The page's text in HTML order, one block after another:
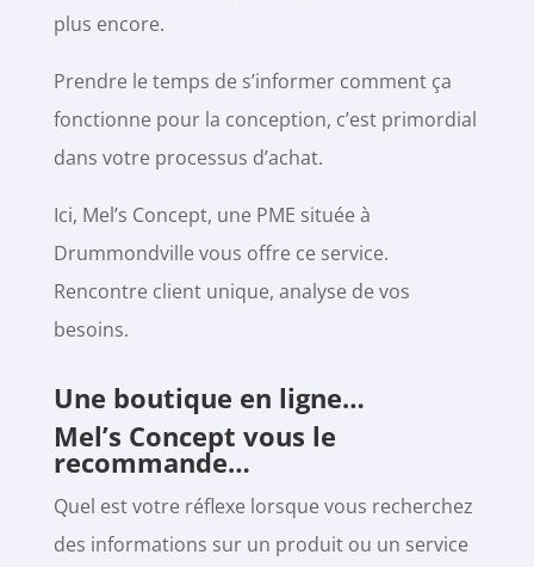
plus encore.
Prendre le temps de s’informer comment ça
fonctionne pour la conception, c’est primordial
dans votre processus d’achat.
Ici, Mel’s Concept, une PME située à
Drummondville vous offre ce service.
Rencontre client unique, analyse de vos
besoins.
Une boutique en ligne…
Mel’s Concept vous le
recommande…
Quel est votre réflexe lorsque vous recherchez
des informations sur un produit ou un service